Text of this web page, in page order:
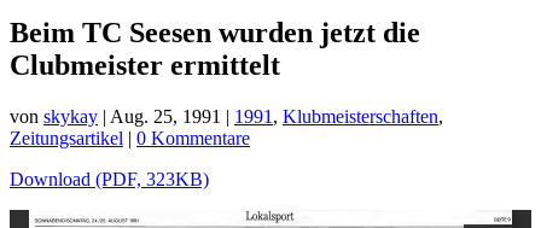
Beim TC Seesen wurden jetzt die
Clubmeister ermittelt
von skykay | Aug. 25, 1991 | 1991 , Klubmeisterschaften,
Zeitungsartikel | 0 Kommentare
Download (PDF, 323KB)